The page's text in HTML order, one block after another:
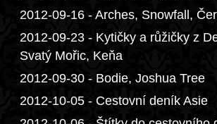
2012-09-16 - Arches, Snowfall,
2012-09-23 - Kytičky a růžičky z
Svatý Mořic, Keňa
2012-09-30 - Bodie, Joshua Tree
2012-10-05 - Cestovní deník Asie